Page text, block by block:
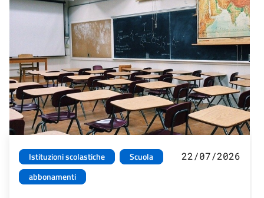
Istituzioni scolastiche
Scuola
abbonamenti
22/07/2026